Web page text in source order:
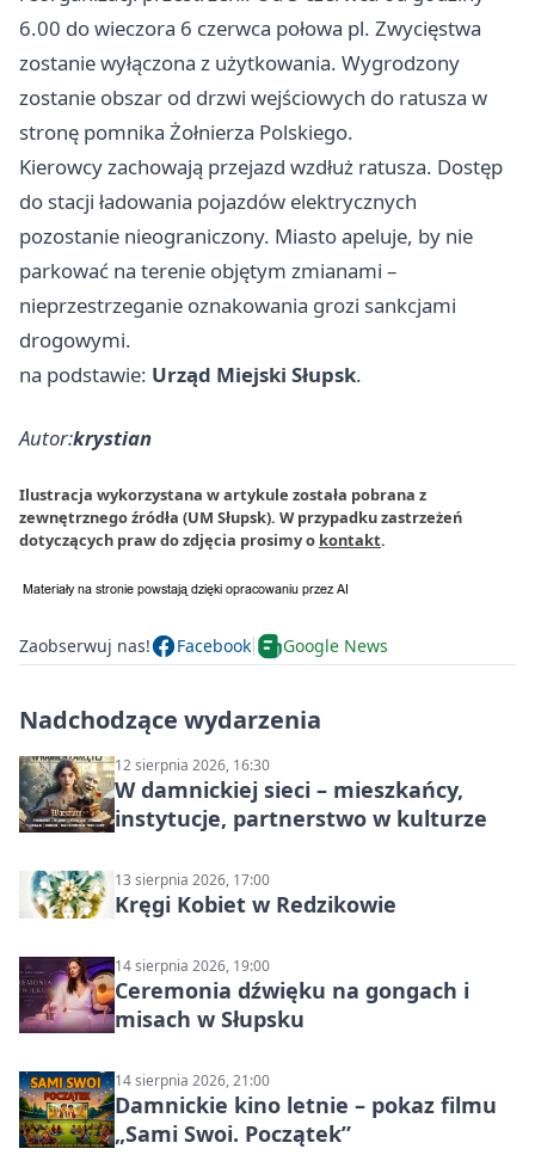
6.00 do wieczora 6 czerwca połowa pl. Zwycięstwa
zostanie wyłączona z użytkowania. Wygrodzony
zostanie obszar od drzwi wejściowych do ratusza w
stronę pomnika Żołnierza Polskiego.
Kierowcy zachowają przejazd wzdłuż ratusza. Dostęp
do stacji ładowania pojazdów elektrycznych
pozostanie nieograniczony. Miasto apeluje, by nie
parkować na terenie objętym zmianami –
nieprzestrzeganie oznakowania grozi sankcjami
drogowymi.
na podstawie: Urząd Miejski Słupsk.
Autor:krystian
Ilustracja wykorzystana w artykule została pobrana z
zewnętrznego źródła (UM Słupsk). W przypadku zastrzeżeń
dotyczących praw do zdjęcia prosimy o kontakt.
Zaobserwuj nas! Facebook Google News
Nadchodzące wydarzenia
12 sierpnia 2026, 16:30
W damnickiej sieci – mieszkańcy,
instytucje, partnerstwo w kulturze
13 sierpnia 2026, 17:00
Kręgi Kobiet w Redzikowie
14 sierpnia 2026, 19:00
Ceremonia dźwięku na gongach i
misach w Słupsku
14 sierpnia 2026, 21:00
Damnickie kino letnie – pokaz filmu
„Sami Swoi. Początek”